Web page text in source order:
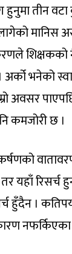
तीन
लागेको
शिक्षकको
भनेको
अवसर
कमजोरी छ ।
यहाँ रिसर्च
हुँदैन ।